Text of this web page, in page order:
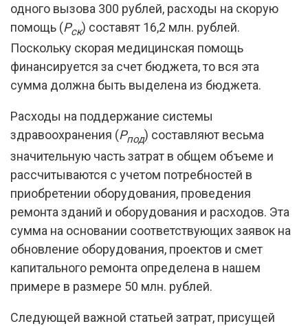
одного вызова 300 рублей, расходы на скорую
помощь (Рск) составят 16,2 млн. рублей.
Поскольку скорая медицинская помощь
финансируется за счет бюджета, то вся эта
сумма должна быть выделена из бюджета.
Расходы на поддержание системы
здравоохранения (Рпод) составляют весьма
значительную часть затрат в общем объеме и
рассчитываются с учетом потребностей в
приобретении оборудования, проведения
ремонта зданий и оборудования и расходов. Эта
сумма на основании соответствующих заявок на
обновление оборудования, проектов и смет
капитального ремонта определена в нашем
примере в размере 50 млн. рублей.
Следующей важной статьей затрат, присущей